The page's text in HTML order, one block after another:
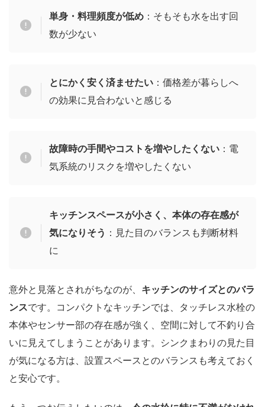
単身・料理頻度が低め：そもそも水を出す回
数が少ない
とにかく安く済ませたい：価格差が暮らしへ
の効果に見合わないと感じる
故障時の手間やコストを増やしたくない：電
気系統のリスクを増やしたくない
キッチンスペースが小さく、本体の存在感が
気になりそう ：見た目のバランスも判断材料
に
意外と見落とされがちなのが、 キッチンのサイズとのバラ
ンスです。コンパクトなキッチンでは、タッチレス水栓の
本体やセンサー部の存在感が強く、空間に対して不釣り合
いに見えてしまうことがあります。シンクまわりの見た目
が気になる方は、設置スペースとのバランスも考えておく
と安心です。